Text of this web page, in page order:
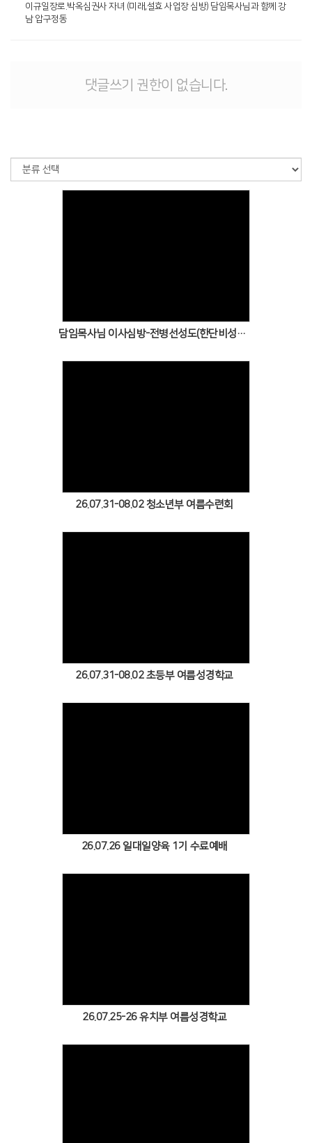
이규일장로.박옥심권사 자녀 (미래,설효 사업장 심방) 담임목사님과 함께 강
남 압구정동
댓글쓰기 권한이 없습니다.
담임목사님 이사심방-전병선성도(한단비성도) 양주
26.07.31-08.02 청소년부 여름수련회
26.07.31-08.02 초등부 여름성경학교
26.07.26 일대일양육 1기 수료예배
26.07.25-26 유치부 여름성경학교